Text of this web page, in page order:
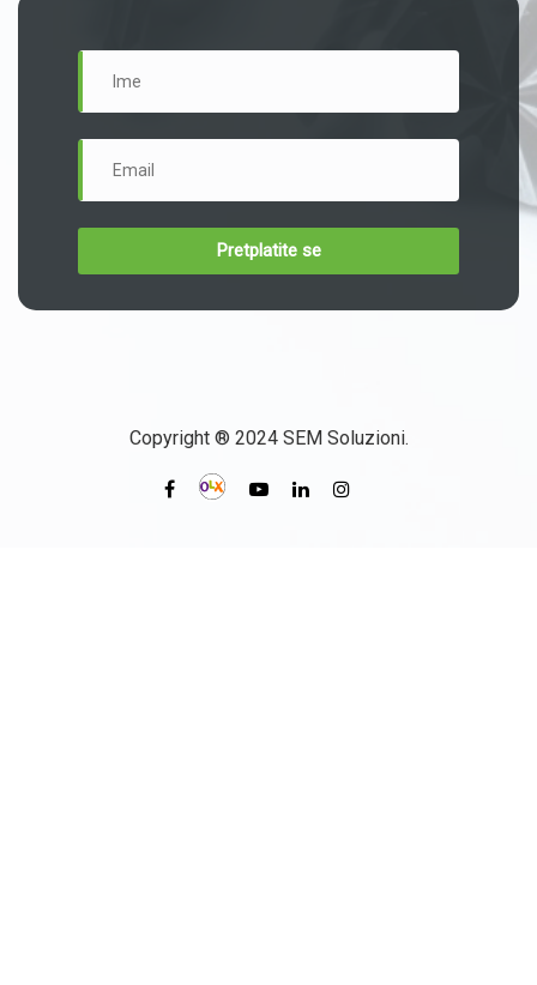
Copyright ® 2024 SEM Soluzioni.